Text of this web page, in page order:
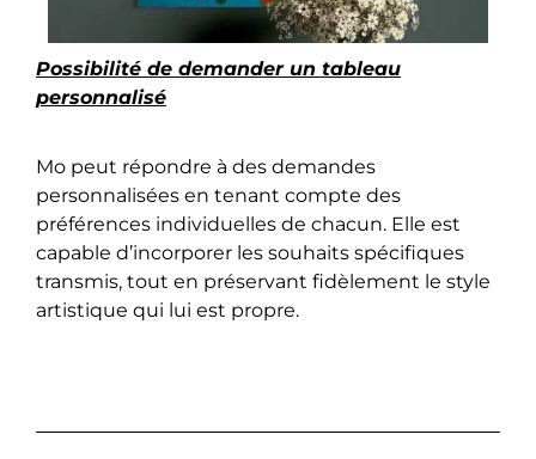
Possibilité de demander un tableau
personnalisé
Mo peut répondre à des demandes
personnalisées en tenant compte des
préférences individuelles de chacun. Elle est
capable d’incorporer les souhaits spécifiques
transmis, tout en préservant fidèlement le style
artistique qui lui est propre.